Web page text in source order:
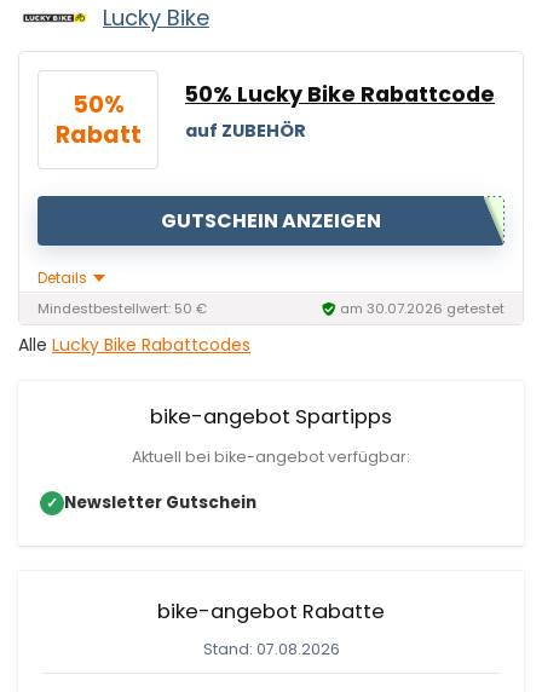
Lucky Bike
50%
Rabatt
50% Lucky Bike Rabattcode
auf ZUBEHÖR
GUTSCHEIN ANZEIGEN
Details
Mindestbestellwert: 50 € am 30.07.2026 getestet
Alle Lucky Bike Rabattcodes
bike-angebot Spartipps
Aktuell bei bike-angebot verfügbar:
✓ Newsletter Gutschein
bike-angebot Rabatte
Stand: 07.08.2026